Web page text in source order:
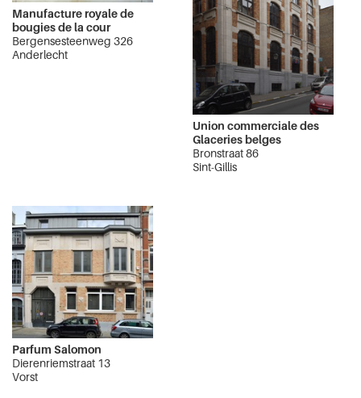
Manufacture royale de
bougies de la cour
Bergensesteenweg 326
Anderlecht
Union commerciale des
Glaceries belges
Bronstraat 86
Sint-Gillis
Parfum Salomon
Dierenriemstraat 13
Vorst